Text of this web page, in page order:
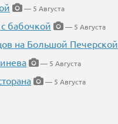
— 5 Августа
бабочкой
— 5 Августа
на Большой Печерской
— 5 Августа
— 5 Августа